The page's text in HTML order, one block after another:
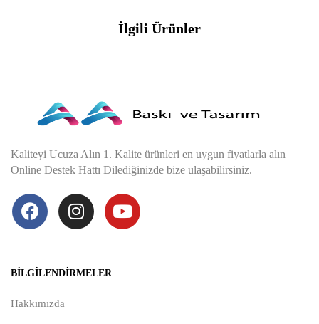
İlgili Ürünler
Kaliteyi Ucuza Alın 1. Kalite ürünleri en uygun fiyatlarla alın
Online Destek Hattı Dilediğinizde bize ulaşabilirsiniz.
BILGILENDIRMELER
Hakkımızda